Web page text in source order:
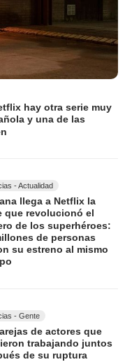
hay otra serie muy
y una de las
- Actualidad
llega a Netflix la
que revolucionó el
de los superhéroes:
de personas
su estreno al mismo
- Gente
de actores que
trabajando juntos
de su ruptura